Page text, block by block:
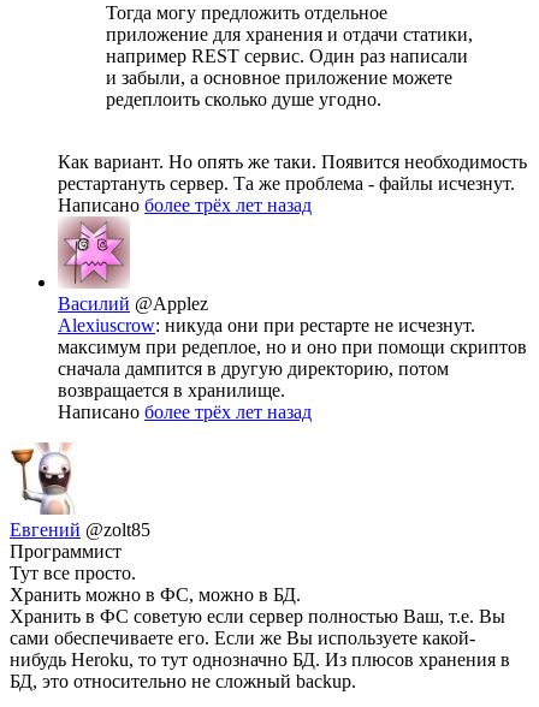
Тогда могу предложить отдельное
приложение для хранения и отдачи статики,
например REST сервис. Один раз написали
и забыли, а основное приложение можете
редеплоить сколько душе угодно.
Как вариант. Но опять же таки. Появится необходимость
рестартануть сервер. Та же проблема - файлы исчезнут.
Написано более трёх лет назад
Василий @Applez
Alexiuscrow: никуда они при рестарте не исчезнут.
максимум при редеплое, но и оно при помощи скриптов
сначала дампится в другую директорию, потом
возвращается в хранилище.
Написано более трёх лет назад
Евгений @zolt85
Программист
Тут все просто.
Хранить можно в ФС, можно в БД.
Хранить в ФС советую если сервер полностью Ваш, т.е. Вы
сами обеспечиваете его. Если же Вы используете какой-
нибудь Heroku, то тут однозначно БД. Из плюсов хранения в
БД, это относительно не сложный backup.